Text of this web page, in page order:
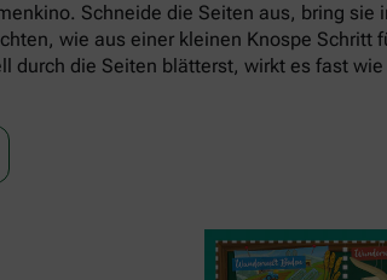
Schneide die Seiten aus, bring sie
wie aus einer kleinen Knospe Schritt
durch die Seiten blätterst, wirkt es fast